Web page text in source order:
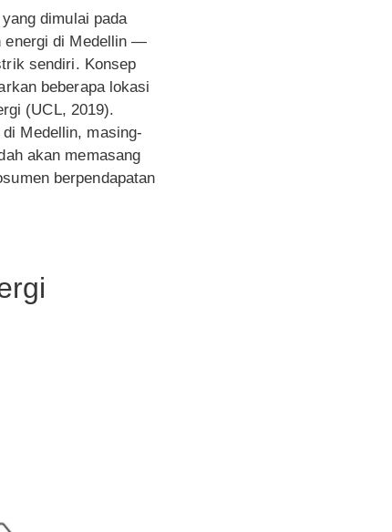
dimulai pada
energi di Medellin —
sendiri. Konsep
beberapa lokasi
(UCL, 2019).
Medellin, masing-
akan memasang
berpendapatan